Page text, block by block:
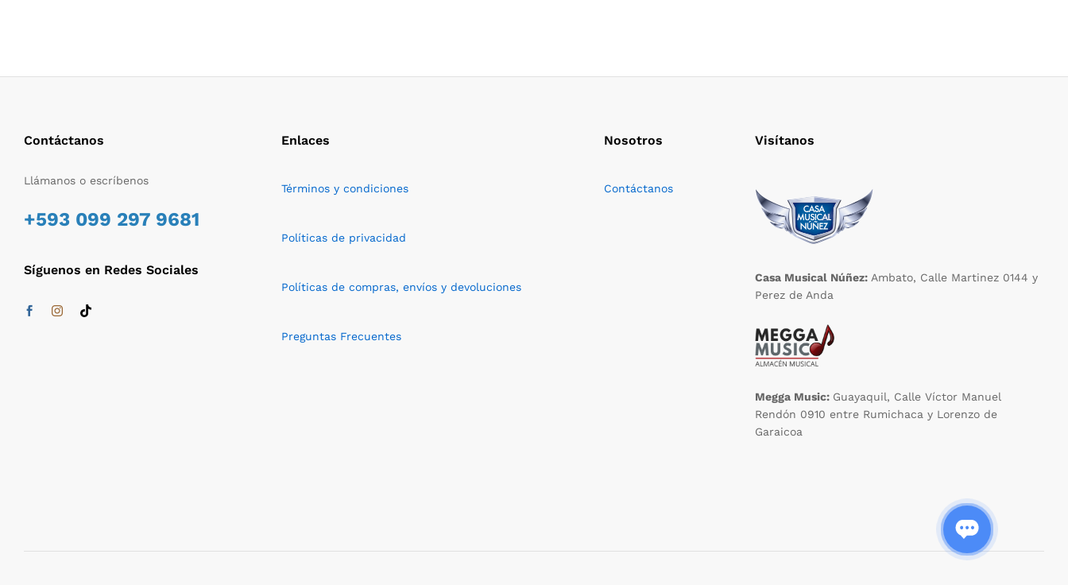
Contáctanos
Llámanos o escríbenos
+593 099 297 9681
Síguenos en Redes Sociales
Enlaces
Términos y condiciones
Políticas de privacidad
Políticas de compras, envíos y devoluciones
Preguntas Frecuentes
Nosotros
Contáctanos
Visítanos
Casa Musical Núñez: Ambato, Calle Martinez 0144 y
Perez de Anda
Megga Music: Guayaquil, Calle Víctor Manuel
Rendón 0910 entre Rumichaca y Lorenzo de
Garaicoa